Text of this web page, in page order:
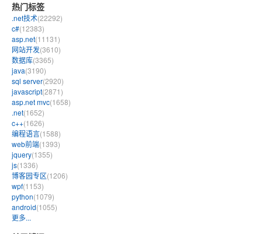
热门标签
.net技术(22292)
c#(12383)
asp.net(11131)
网站开发(3610)
数据库(3365)
java(3190)
sql server(2920)
javascript(2871)
asp.net mvc(1658)
.net(1652)
c++(1626)
编程语言(1588)
web前端(1393)
jquery(1355)
js(1336)
博客园专区(1206)
wpf(1153)
python(1079)
android(1055)
更多...